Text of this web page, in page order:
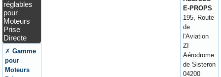
réglables
pour
Moteurs
Prise
Directe
✗Gamme
pour
Moteurs
E-PROPS
195, Route
de
l'Aviation
ZI
Aérodrome
de Sisteron
04200